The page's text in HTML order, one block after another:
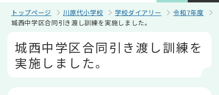
トップページ 川原代小学校 学校ダイアリー
令和7年度
城西中学区合同引き渡し訓練を実施しました。
城西中学区合同引き渡し訓練を
実施しました。